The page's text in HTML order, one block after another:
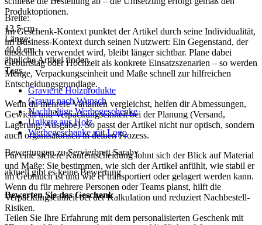
Produktoptionen.
Im Geschenk-Kontext punktet der Artikel durch seine Individualität,
im Business-Kontext durch seinen Nutzwert: Ein Gegenstand, der
tatsächlich verwendet wird, bleibt länger sichtbar. Plane dabei
Geburtstag oder Hochzeit als konkrete Einsatzszenarien – so werden
Menge, Verpackungseinheit und Maße schnell zur hilfreichen
Entscheidungsgrundlage.
Wenn du mehrere Varianten vergleichst, helfen dir Abmessungen,
Gewicht und Verpackungseinheit bei der Planung (Versand,
Lagerung, Ausgabe). So passt der Artikel nicht nur optisch, sondern
auch organisatorisch in deinen Prozess.
Für eine sichere Kaufentscheidung lohnt sich der Blick auf Material
und Maße: Sie bestimmen, wie sich der Artikel anfühlt, wie stabil er
im Gebrauch ist und wie er transportiert oder gelagert werden kann.
Wenn du für mehrere Personen oder Teams planst, hilft die
Verpackungseinheit bei der Kalkulation und reduziert Nachbestell-
Risiken.
Breite:
13,5cm
Länge:
40,0cm
ähnliche Artikel finden
Tags
Gravierte Holzprodukte
Gravur nach Wunsch
Nachhaltige Werbegeschenke
Unikate aus Holz
Werbegeschenke mit Logo
Bewertungen zu Servierbrett Saraby
aktuell gibt es keine Bewertung
Bewerten Sie das Geschenk
Teilen Sie Ihre Erfahrung mit dem personalisierten Geschenk mit